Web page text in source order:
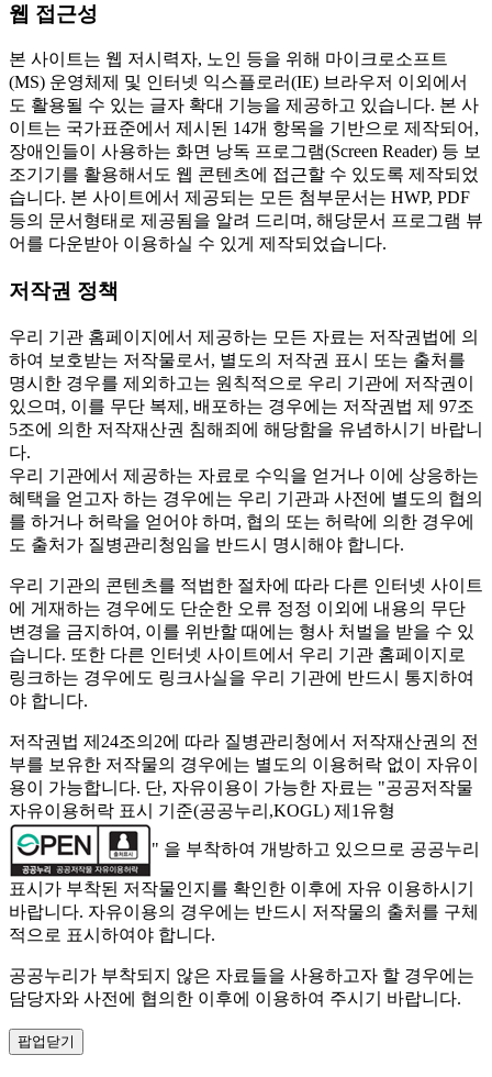
웹 접근성
본 사이트는 웹 저시력자, 노인 등을 위해 마이크로소프트
(MS) 운영체제 및 인터넷 익스플로러(IE) 브라우저 이외에서
도 활용될 수 있는 글자 확대 기능을 제공하고 있습니다. 본 사
이트는 국가표준에서 제시된 14개 항목을 기반으로 제작되어,
장애인들이 사용하는 화면 낭독 프로그램(Screen Reader) 등 보
조기기를 활용해서도 웹 콘텐츠에 접근할 수 있도록 제작되었
습니다. 본 사이트에서 제공되는 모든 첨부문서는 HWP, PDF
등의 문서형태로 제공됨을 알려 드리며, 해당문서 프로그램 뷰
어를 다운받아 이용하실 수 있게 제작되었습니다.
저작권 정책
우리 기관 홈페이지에서 제공하는 모든 자료는 저작권법에 의
하여 보호받는 저작물로서, 별도의 저작권 표시 또는 출처를
명시한 경우를 제외하고는 원칙적으로 우리 기관에 저작권이
있으며, 이를 무단 복제, 배포하는 경우에는 저작권법 제 97조
5조에 의한 저작재산권 침해죄에 해당함을 유념하시기 바랍니
다.
우리 기관에서 제공하는 자료로 수익을 얻거나 이에 상응하는
혜택을 얻고자 하는 경우에는 우리 기관과 사전에 별도의 협의
를 하거나 허락을 얻어야 하며, 협의 또는 허락에 의한 경우에
도 출처가 질병관리청임을 반드시 명시해야 합니다.
우리 기관의 콘텐츠를 적법한 절차에 따라 다른 인터넷 사이트
에 게재하는 경우에도 단순한 오류 정정 이외에 내용의 무단
변경을 금지하여, 이를 위반할 때에는 형사 처벌을 받을 수 있
습니다. 또한 다른 인터넷 사이트에서 우리 기관 홈페이지로
링크하는 경우에도 링크사실을 우리 기관에 반드시 통지하여
야 합니다.
저작권법 제24조의2에 따라 질병관리청에서 저작재산권의 전
부를 보유한 저작물의 경우에는 별도의 이용허락 없이 자유이
용이 가능합니다. 단, 자유이용이 가능한 자료는 "공공저작물
자유이용허락 표시 기준(공공누리,KOGL) 제1유형
" 을 부착하여 개방하고 있으므로 공공누리
표시가 부착된 저작물인지를 확인한 이후에 자유 이용하시기
바랍니다. 자유이용의 경우에는 반드시 저작물의 출처를 구체
적으로 표시하여야 합니다.
공공누리가 부착되지 않은 자료들을 사용하고자 할 경우에는
담당자와 사전에 협의한 이후에 이용하여 주시기 바랍니다.
팝업닫기